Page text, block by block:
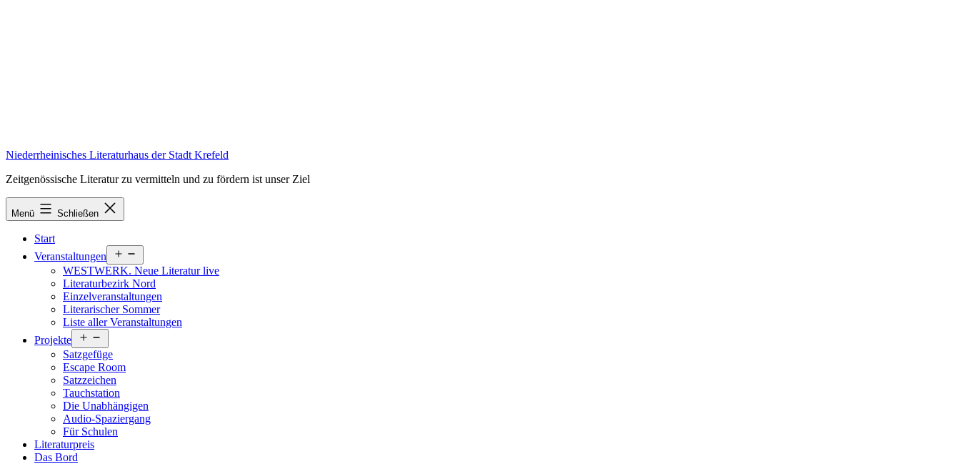
Niederrheinisches Literaturhaus der Stadt Krefeld
Zeitgenössische Literatur zu vermitteln und zu fördern ist unser Ziel
Menü Schließen
Start
Veranstaltungen
öffnen
WESTWERK. Neue Literatur live
Literaturbezirk Nord
Einzelveranstaltungen
Literarischer Sommer
Liste aller Veranstaltungen
Projekte
öffnen
Satzgefüge
Escape Room
Satzzeichen
Tauchstation
Die Unabhängigen
Audio-Spaziergang
Für Schulen
Literaturpreis
Das Bord